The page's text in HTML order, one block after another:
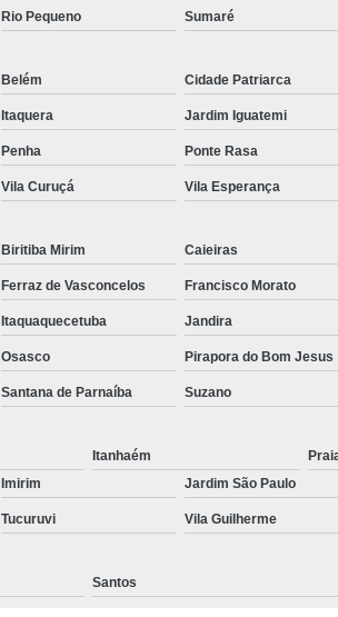
Pigmentação de Cabelo
Pigmentação na Careca
Preenchimento Capilar Central
Preenchimento Capilar com
Preenchimento Capilar
Preenchimento Capilar na
Preenchimento Capilar
Tratamento para a Calvície
Tratamento para Calvície com
Tratamento para Calvície
Rio Pequeno Sumaré
Belém Cidade Patriarca
Itaquera Jardim Iguatemi
Penha Ponte Rasa
Vila Curuçá Vila Esperança
Biritiba Mirim Caieiras
Ferraz de Vasconcelos Francisco Morato
Itaquaquecetuba Jandira
Osasco Pirapora do Bom Jesus
Santana de Parnaíba Suzano
Itanhaém
Imirim Jardim São Paulo
Tucuruvi Vila Guilherme
Santos